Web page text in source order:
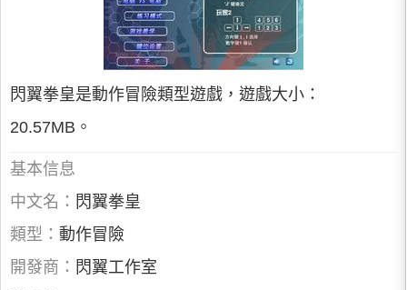
閃翼拳皇是動作冒險類型遊戲，遊戲大小：
20.57MB。
基本信息
中文名： 閃翼拳皇
類型： 動作冒險
開發商： 閃翼工作室